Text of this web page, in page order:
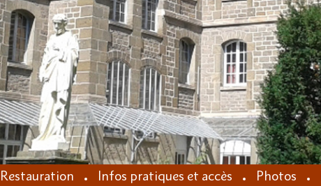
Restauration Infos pratiques et accès Photos